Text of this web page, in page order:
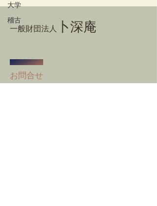
大学
稽古
一般財団法人 卜深庵
​お問合せ